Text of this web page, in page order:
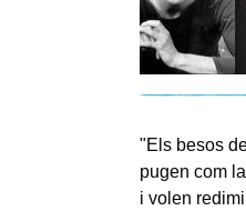
"Els besos
pugen com
i volen